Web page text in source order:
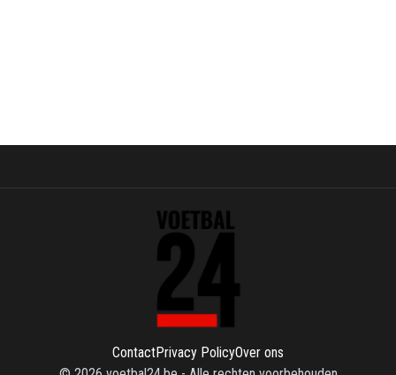
ContactPrivacy PolicyOver ons